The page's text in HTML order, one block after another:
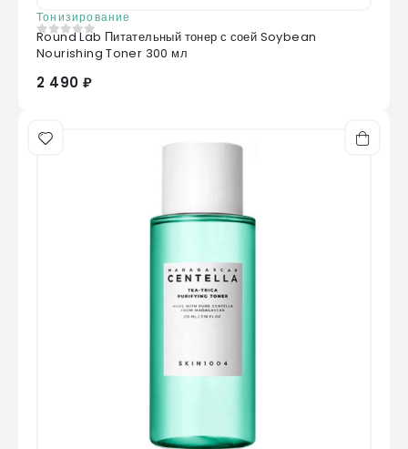
Тонизирование
0из 5
Round Lab Питательный тонер с соей Soybean
Nourishing Toner 300 мл
2 490 ₽